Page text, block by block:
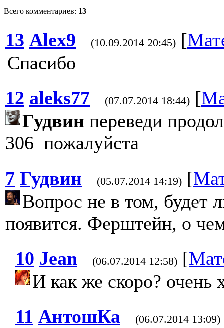
Всего комментариев: 13
13 Alex9 (10.09.2014 20:45) [
Спасибо
12 aleks77 (07.07.2014 18:44) [
Гудвин переведи
306 пожалуйста
7 Гудвин (05.07.2014 14:19) [
Вопрос не в том, будет
появится. Ферштейн, о
10 Jean (06.07.2014 12:58) [
И как же скоро? очень
11 АнтошКа (06.07.2014 13:09)